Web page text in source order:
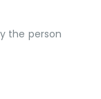
the person